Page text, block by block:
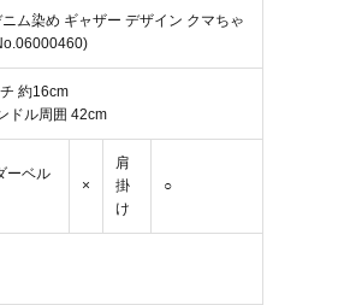
ム染め ギャザー デザイン クマちゃ
約16cm
ドル周囲 42cm
ーベル
×
肩
掛
け
○